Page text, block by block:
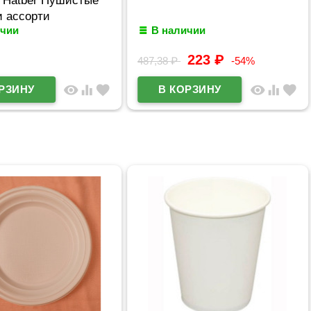
ассорти
visibility equalizer favorite
В наличии
487,38₽ 223₽ -54%
visibility equalizer favorite